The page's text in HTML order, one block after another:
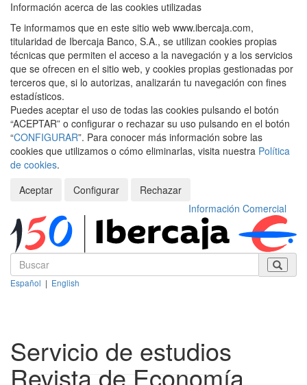
Información acerca de las cookies utilizadas
Te informamos que en este sitio web www.ibercaja.com,
titularidad de Ibercaja Banco, S.A., se utilizan cookies propias
técnicas que permiten el acceso a la navegación y a los servicios
que se ofrecen en el sitio web, y cookies propias gestionadas por
terceros que, si lo autorizas, analizarán tu navegación con fines
estadísticos.
Puedes aceptar el uso de todas las cookies pulsando el botón
“ACEPTAR” o configurar o rechazar su uso pulsando en el botón
“CONFIGURAR”. Para conocer más información sobre las
cookies que utilizamos o cómo eliminarlas, visita nuestra Política
de cookies.
Aceptar
Configurar
Rechazar
Información Comercial
Español | English
Servicio de estudios
Revista de Economía